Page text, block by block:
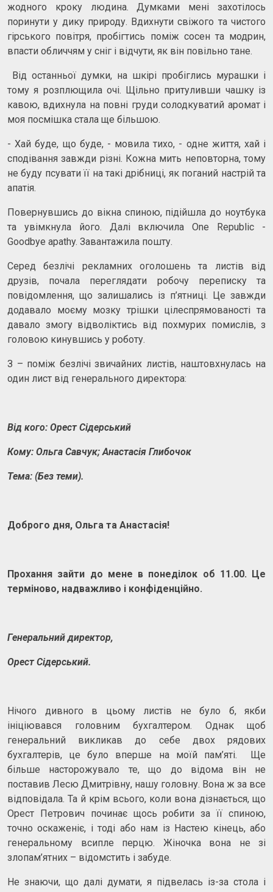
жодного кроку людина. Думками мені захотілось
поринути у дику природу. Вдихнути свіжого та чистого
гірського повітря, пробігтись поміж сосен та модрин,
впасти обличчям у сніг і відчути, як він повільно тане.
Від останньої думки, на шкірі пробіглись мурашки і
тому я розплющила очі. Щільно притуливши чашку із
кавою, вдихнула на повні груди солодкуватий аромат і
моя посмішка стала ще більшою.
- Хай буде, що буде, - мовила тихо, - одне життя, хай і
сподівання завжди різні. Кожна мить неповторна, тому
не буду псувати її на такі дрібниці, як поганий настрій та
апатія.
Повернувшись до вікна спиною, підійшла до ноутбука
та увімкнула його. Далі включила One Republic -
Goodbye apathy. Завантажила пошту.
Серед безлічі рекламних оголошень та листів від
друзів, почала переглядати робочу переписку та
повідомлення, що залишались із п’ятниці. Це завжди
додавало моєму мозку трішки цілеспрямованості та
давало змогу відволіктись від похмурих помислів, з
головою кинувшись у роботу.
З – поміж безлічі звичайних листів, наштовхнулась на
один лист від генерального директора:
Від кого: Орест Сідерський
Кому: Ольга Савчук; Анастасія Глибочок
Тема: (Без теми).
Доброго дня, Ольга та Анастасія!
Прохання зайти до мене в понеділок об 11.00. Це
терміново, надважливо і конфіденційно.
Генеральний директор,
Орест Сідерський.
Нічого дивного в цьому листів не було б, якби
ініціювався головним бухгалтером. Однак щоб
генеральний викликав до себе двох рядових
бухгалтерів, це було вперше на моїй пам’яті. Ще
більше насторожувало те, що до відома він не
поставив Лесю Дмитрівну, нашу головну. Вона ж за все
відповідала. Та й крім всього, коли вона дізнається, що
Орест Петрович починає щось робити за її спиною,
точно оскаженіє, і тоді або нам із Настею кінець, або
генеральному всипле перцю. Жіночка вона не зі
злопам’ятних – відомстить і забуде.
Не знаючи, що далі думати, я підвелась із-за стола і